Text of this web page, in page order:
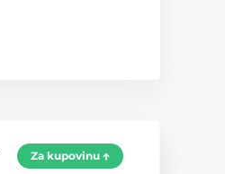
Za kupovinu